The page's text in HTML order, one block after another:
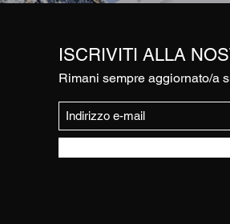
ISCRIVITI ALLA
Rimani sempre aggiornato/a